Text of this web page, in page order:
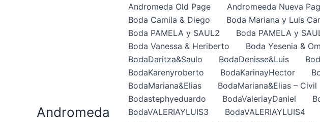
Andromeda
Andromeda Old Page Andromeeda Nueva
Boda Camila & Diego
Boda Mariana y Luis
Boda PAMELA y SAUL2
Boda PAMELA y
Boda Vanessa & Heriberto
Boda Yesenia &
BodaDaritza&Saulo
BodaDenisse&Luis
BodaKarenyroberto
BodaKarinayHector
BodaMariana&Elias
BodaMariana&Elias – Civil
Bodastephyeduardo
BodaValeriayDaniel
BodaVALERIAYLUIS3
BodaVALERIAYLUIS4